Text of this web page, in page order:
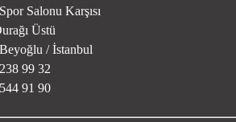
Salonu Karşısı
Üstü
/ İstanbul
99 32
91 90